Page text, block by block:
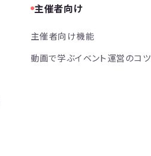
主催者向け
主催者向け機能
動画で学ぶイベント運営のコツ